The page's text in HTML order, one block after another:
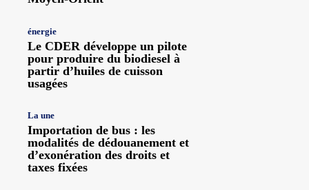
énergie
Le CDER développe un pilote
pour produire du biodiesel à
partir d’huiles de cuisson
usagées
La une
Importation de bus : les
modalités de dédouanement et
d’exonération des droits et
taxes fixées